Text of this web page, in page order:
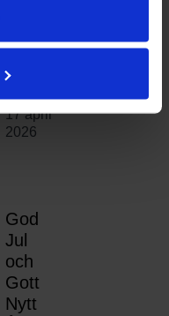
bler
ställs
17 april
2026
God
Jul
och
Gott
Nytt